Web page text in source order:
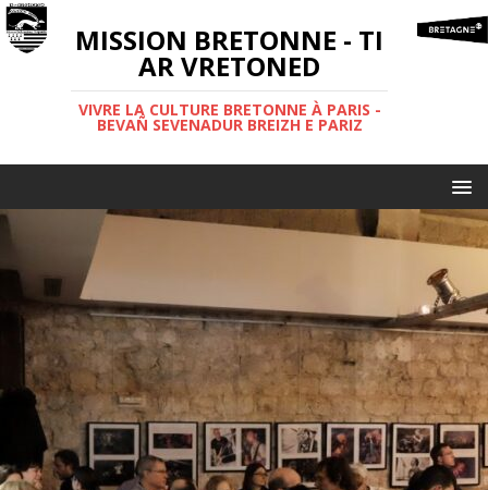
MISSION BRETONNE - TI
AR VRETONED
VIVRE LA CULTURE BRETONNE À PARIS -
BEVAÑ SEVENADUR BREIZH E PARIZ